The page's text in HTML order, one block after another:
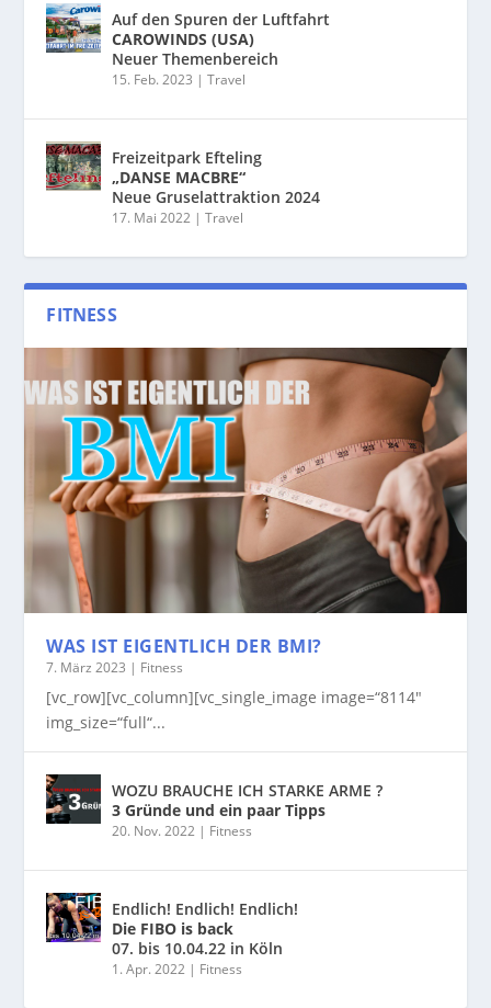
Auf den Spuren der Luftfahrt
CAROWINDS (USA)
Neuer Themenbereich
15. Feb. 2023 |Travel
Freizeitpark Efteling
„DANSE MACBRE“
Neue Gruselattraktion 2024
17. Mai 2022 |Travel
FITNESS
WAS IST EIGENTLICH DER BMI?
7. März 2023 | Fitness
[vc_row][vc_column][vc_single_image image=“8114″
img_size=“full“...
WOZU BRAUCHE ICH STARKE ARME ?
3 Gründe und ein paar Tipps
20. Nov. 2022 | Fitness
Endlich! Endlich! Endlich!
Die FIBO is back
07. bis 10.04.22 in Köln
1. Apr. 2022 | Fitness